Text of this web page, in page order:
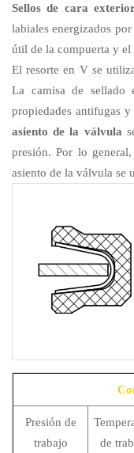
Sellos de cara
labiales energizados
útil de la compuerta y el
El resorte en V se
La camisa de sellado
propiedades antifugas
asiento de la válvula
presión. Por lo
asiento de la válvula se
Presión de
trabajo
de